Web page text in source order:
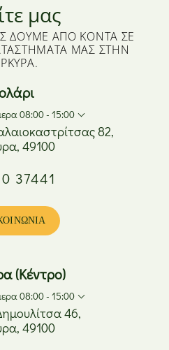
μας
ΔΟΎΜΕ ΑΠΌ ΚΟΝΤΆ ΣΕ
ΜΑΣ ΣΤΗΝ
08:00 - 15:00
08:00 - 20:00
08:00 - 20:00
08:00 - 20:00
Κλειστά
82,
49100
37441
(Κέντρο)
08:00 - 15:00
46,
49100